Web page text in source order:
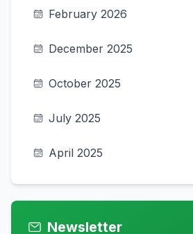
February 2026
December 2025
October 2025
July 2025
April 2025
Newsletter